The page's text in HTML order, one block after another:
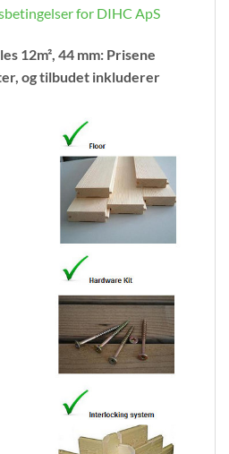
for DIHC ApS
12m², 44 mm: Prisene
og tilbudet inkluderer